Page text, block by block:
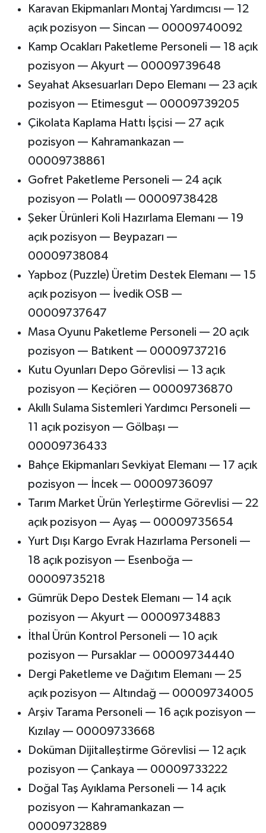
Karavan Ekipmanları Montaj Yardımcısı — 12
açık pozisyon — Sincan — 00009740092
Kamp Ocakları Paketleme Personeli — 18 açık
pozisyon — Akyurt — 00009739648
Seyahat Aksesuarları Depo Elemanı — 23 açık
pozisyon — Etimesgut — 00009739205
Çikolata Kaplama Hattı İşçisi — 27 açık
pozisyon — Kahramankazan —
00009738861
Gofret Paketleme Personeli — 24 açık
pozisyon — Polatlı — 00009738428
Şeker Ürünleri Koli Hazırlama Elemanı — 19
açık pozisyon — Beypazarı —
00009738084
Yapboz (Puzzle) Üretim Destek Elemanı — 15
açık pozisyon — İvedik OSB —
00009737647
Masa Oyunu Paketleme Personeli — 20 açık
pozisyon — Batıkent — 00009737216
Kutu Oyunları Depo Görevlisi — 13 açık
pozisyon — Keçiören — 00009736870
Akıllı Sulama Sistemleri Yardımcı Personeli —
11 açık pozisyon — Gölbaşı —
00009736433
Bahçe Ekipmanları Sevkiyat Elemanı — 17 açık
pozisyon — İncek — 00009736097
Tarım Market Ürün Yerleştirme Görevlisi — 22
açık pozisyon — Ayaş — 00009735654
Yurt Dışı Kargo Evrak Hazırlama Personeli —
18 açık pozisyon — Esenboğa —
00009735218
Gümrük Depo Destek Elemanı — 14 açık
pozisyon — Akyurt — 00009734883
İthal Ürün Kontrol Personeli — 10 açık
pozisyon — Pursaklar — 00009734440
Dergi Paketleme ve Dağıtım Elemanı — 25
açık pozisyon — Altındağ — 00009734005
Arşiv Tarama Personeli — 16 açık pozisyon —
Kızılay — 00009733668
Doküman Dijitalleştirme Görevlisi — 12 açık
pozisyon — Çankaya — 00009733222
Doğal Taş Ayıklama Personeli — 14 açık
pozisyon — Kahramankazan —
00009732889